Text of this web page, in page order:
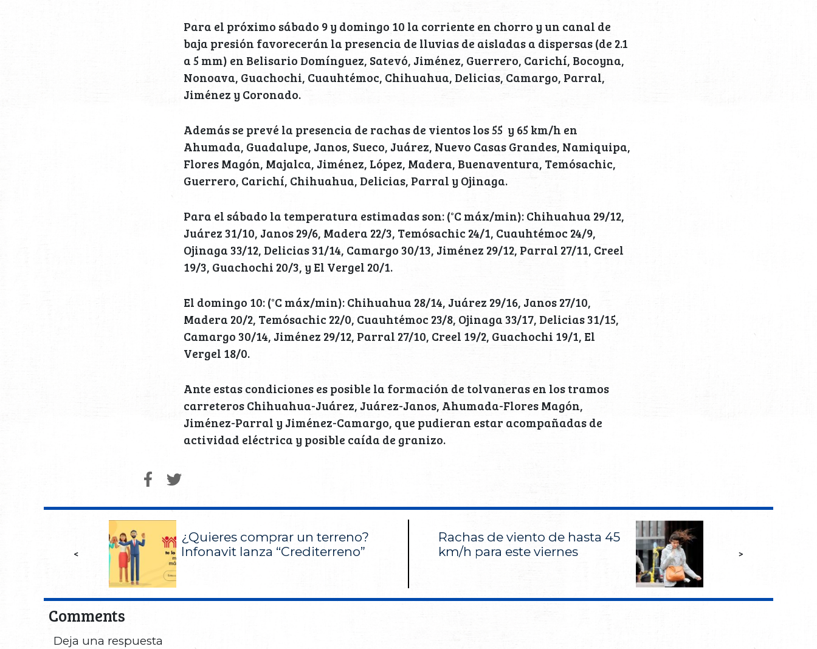
Para el próximo sábado 9 y domingo 10 la corriente en chorro y un canal de
baja presión favorecerán la presencia de lluvias de aisladas a dispersas (de 2.1
a 5 mm) en Belisario Domínguez, Satevó, Jiménez, Guerrero, Carichí, Bocoyna,
Nonoava, Guachochi, Cuauhtémoc, Chihuahua, Delicias, Camargo, Parral,
Jiménez y Coronado.
Además se prevé la presencia de rachas de vientos los 55 y 65 km/h en
Ahumada, Guadalupe, Janos, Sueco, Juárez, Nuevo Casas Grandes, Namiquipa,
Flores Magón, Majalca, Jiménez, López, Madera, Buenaventura, Temósachic,
Guerrero, Carichí, Chihuahua, Delicias, Parral y Ojinaga.
Para el sábado la temperatura estimadas son: (°C máx/min): Chihuahua 29/12,
Juárez 31/10, Janos 29/6, Madera 22/3, Temósachic 24/1, Cuauhtémoc 24/9,
Ojinaga 33/12, Delicias 31/14, Camargo 30/13, Jiménez 29/12, Parral 27/11, Creel
19/3, Guachochi 20/3, y El Vergel 20/1.
El domingo 10: (°C máx/min): Chihuahua 28/14, Juárez 29/16, Janos 27/10,
Madera 20/2, Temósachic 22/0, Cuauhtémoc 23/8, Ojinaga 33/17, Delicias 31/15,
Camargo 30/14, Jiménez 29/12, Parral 27/10, Creel 19/2, Guachochi 19/1, El
Vergel 18/0.
Ante estas condiciones es posible la formación de tolvaneras en los tramos
carreteros Chihuahua-Juárez, Juárez-Janos, Ahumada-Flores Magón,
Jiménez-Parral y Jiménez-Camargo, que pudieran estar acompañadas de
actividad eléctrica y posible caída de granizo.
<
¿Quieres comprar un terreno?
Infonavit lanza “Crediterreno”
Rachas de viento de hasta 45
km/h para este viernes
>
Comments
Deja una respuesta